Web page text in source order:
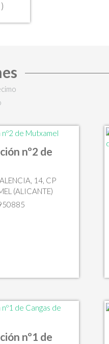
nº2 de
14, CP
(ALICANTE)
nº1 de